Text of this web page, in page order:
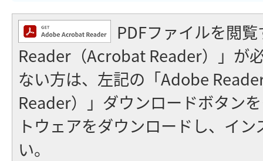
PDFファイルを閲
Reader（Acrobat Reader）」が
ない方は、左記の「Adobe
Reader）」ダウンロードボタン
トウェアをダウンロードし、イ
い。